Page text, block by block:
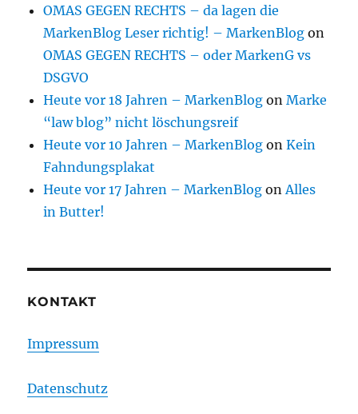
OMAS GEGEN RECHTS – da lagen die
MarkenBlog Leser richtig! – MarkenBlog on
OMAS GEGEN RECHTS – oder MarkenG vs
DSGVO
Heute vor 18 Jahren – MarkenBlog onMarke
“law blog” nicht löschungsreif
Heute vor 10 Jahren – MarkenBlog onKein
Fahndungsplakat
Heute vor 17 Jahren – MarkenBlog onAlles
in Butter!
KONTAKT
Impressum
Datenschutz